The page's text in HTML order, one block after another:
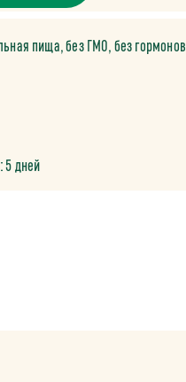
пища, без ГМО, без гормонов.
5 дней